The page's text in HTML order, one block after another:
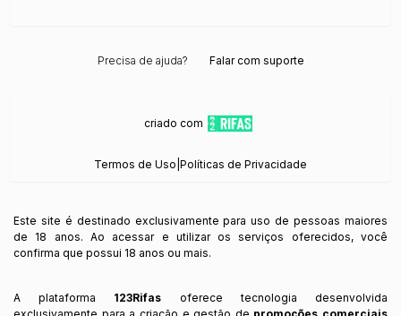
Precisa de ajuda? Falar com suporte
criado com
Termos de Uso Políticas de Privacidade
Este site é destinado exclusivamente para uso de pessoas maiores
de 18 anos. Ao acessar e utilizar os serviços oferecidos, você
confirma que possui 18 anos ou mais.
A plataforma 123Rifas oferece tecnologia desenvolvida